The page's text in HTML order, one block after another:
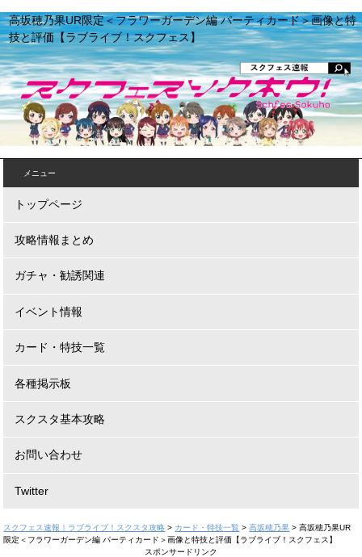
高坂穂乃果UR限定＜フラワーガーデン編 パーティカード＞画像と特
技と評価【ラブライブ！スクフェス】
メニュー
トップページ
攻略情報まとめ
ガチャ・勧誘関連
イベント情報
カード・特技一覧
各種掲示板
スクスタ基本攻略
お問い合わせ
Twitter
スクフェス速報｜ラブライブ！スクスタ攻略 > カード・特技一覧 >高坂穂乃果 >高坂穂乃果UR
限定＜フラワーガーデン編 パーティカード＞画像と特技と評価【ラブライブ！スクフェス】
スポンサードリンク